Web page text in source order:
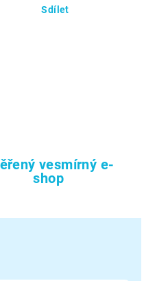
Sdílet
vesmírný e-
shop